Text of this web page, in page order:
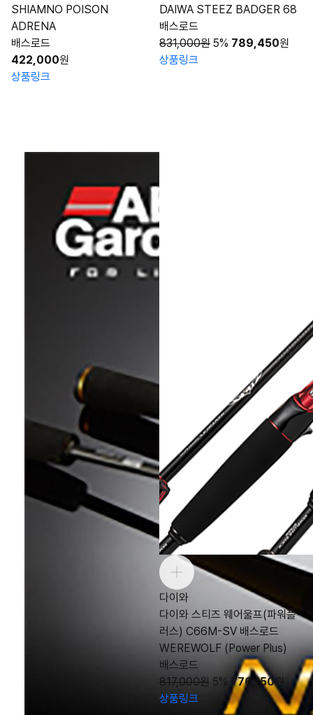
SHIAMNO POISON
ADRENA
배스로드
422,000원
상품링크
DAIWA STEEZ BADGER 68
배스로드
831,000원 5% 789,450원
상품링크
다이와
다이와 스티즈 웨어울프(파워플
러스) C66M-SV 배스로드
WEREWOLF (Power Plus)
배스로드
817,000원 5% 776,150원
상품링크